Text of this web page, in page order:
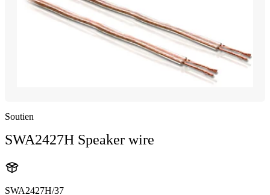
Soutien
SWA2427H Speaker wire
SWA2427H/37